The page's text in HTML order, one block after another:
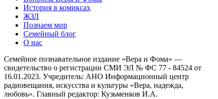
История в комиксах
ЖЗЛ
Познаем мир
Семейный блог
О нас
Семейное познавательное издание «Вера и Фома» —
свидетельство о регистрации СМИ ЭЛ № ФС 77 - 84524 от
16.01.2023. Учредитель: АНО Информационный центр
радиовещания, искусства и культуры «Вера, надежда,
любовь». Главный редактор: Кузьменков И.А.